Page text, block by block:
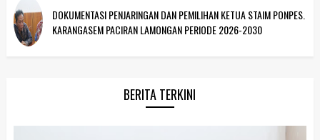
DOKUMENTASI PENJARINGAN DAN PEMILIHAN KETUA STAIM PONPES.
KARANGASEM PACIRAN LAMONGAN PERIODE 2026-2030
BERITA TERKINI